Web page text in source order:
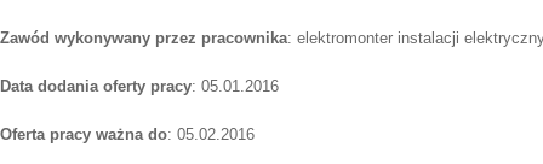
Zawód wykonywany przez pracownika: elektromonter instalacji
Data dodania oferty pracy: 05.01.2016
Oferta pracy ważna do: 05.02.2016